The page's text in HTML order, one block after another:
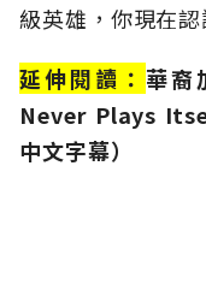
級英雄，你現在
延伸閱讀： 華裔
Never Plays
中文字幕）